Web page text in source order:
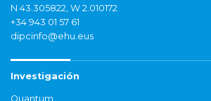
N 43.305822, W 2.010172
+34 943 01 57 61
dipcinfo@ehu.eus
Investigación
Quantum